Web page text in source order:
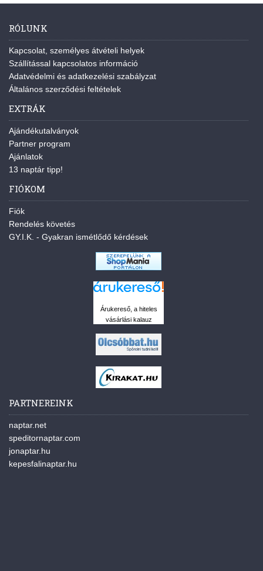
RÓLUNK
Kapcsolat, személyes átvételi helyek
Szállítással kapcsolatos információ
Adatvédelmi és adatkezelési szabályzat
Általános szerződési feltételek
EXTRÁK
Ajándékutalványok
Partner program
Ajánlatok
13 naptár tipp!
FIÓKOM
Fiók
Rendelés követés
GY.I.K. - Gyakran ismétlődő kérdések
Árukereső, a hiteles
vásárlási kalauz
PARTNEREINK
naptar.net
speditornaptar.com
jonaptar.hu
kepesfalinaptar.hu